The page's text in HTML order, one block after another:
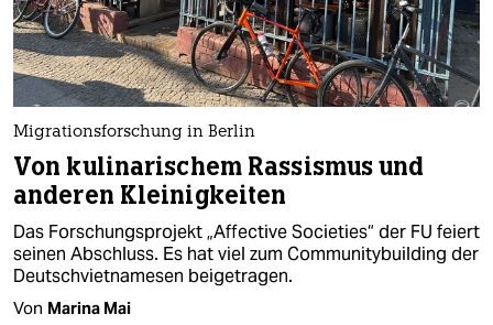
nord
wahrheit
verlag
verlag
veranstaltungen
shop
Migrationsforschung in Berlin
Von kulinarischem Rassismus und
anderen Kleinigkeiten
Das Forschungsprojekt „Affective Societies“ der FU feiert
seinen Abschluss. Es hat viel zum Communitybuilding der
Deutschvietnamesen beigetragen.
Von Marina Mai